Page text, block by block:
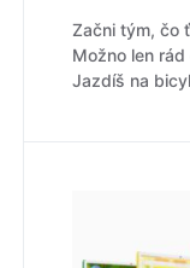
Začni tým, čo
Možno len
Jazdíš na